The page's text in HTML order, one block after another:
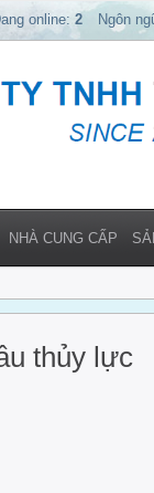
thủy lực
online: 2 Ngôn
NHÀ CUNG CẤP